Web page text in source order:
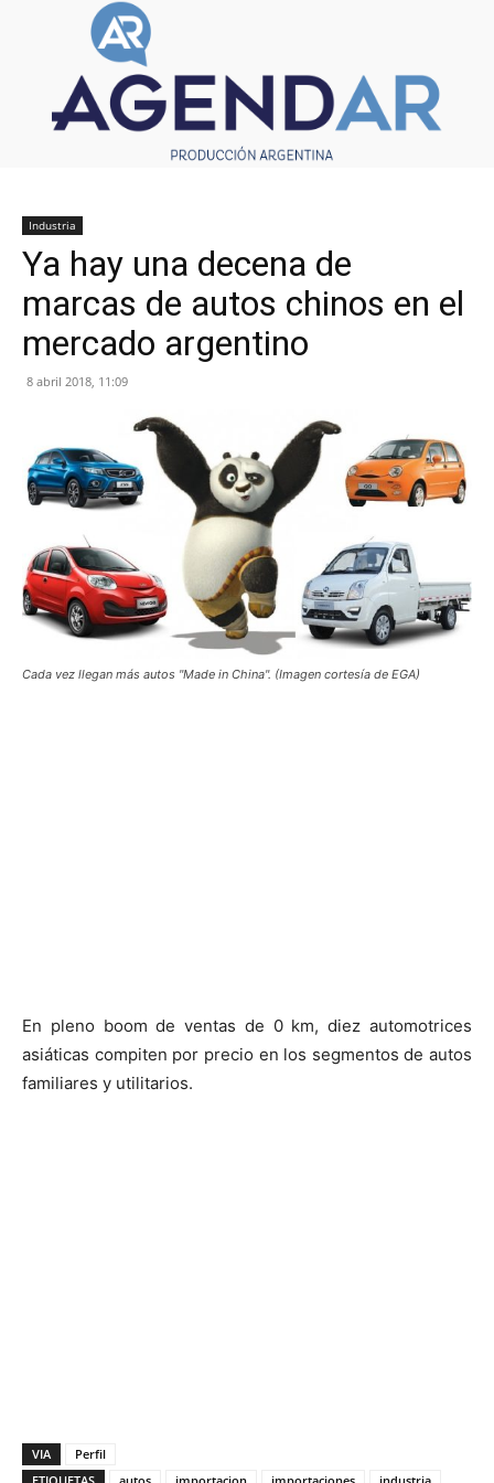
Industria
Ya hay una decena de
marcas de autos chinos en el
mercado argentino
8 abril 2018, 11:09
Cada vez llegan más autos "Made in China". (Imagen cortesía de EGA)
En pleno boom de ventas de 0 km, diez automotrices
asiáticas compiten por precio en los segmentos de autos
familiares y utilitarios.
VIA
Perfil